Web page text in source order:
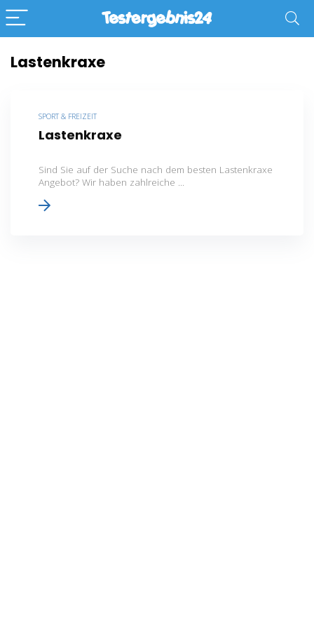
Lastenkraxe
SPORT & FREIZEIT
Lastenkraxe
Sind Sie auf der Suche nach dem besten Lastenkraxe
Angebot? Wir haben zahlreiche ...